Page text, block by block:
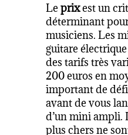
Leprixest un
déterminant
musiciens. Les
guitare
des tarifs très
200 euros en
important de
avant de vous
d’un mini ampli.
plus chers ne